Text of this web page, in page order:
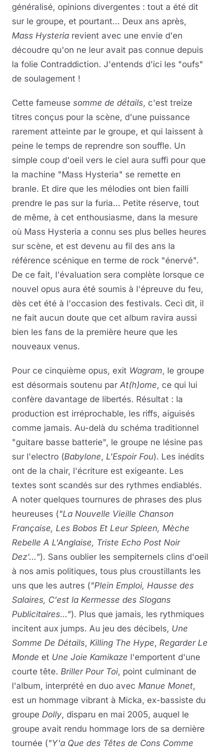
généralisé, opinions divergentes : tout a été dit
sur le groupe, et pourtant... Deux ans après,
Mass Hysteria revient avec une envie d'en
découdre qu'on ne leur avait pas connue depuis
la folie Contraddiction. J'entends d'ici les "oufs"
de soulagement !
Cette fameuse somme de détails, c'est treize
titres conçus pour la scène, d'une puissance
rarement atteinte par le groupe, et qui laissent à
peine le temps de reprendre son souffle. Un
simple coup d'oeil vers le ciel aura suffi pour que
la machine "Mass Hysteria" se remette en
branle. Et dire que les mélodies ont bien failli
prendre le pas sur la furia... Petite réserve, tout
de même, à cet enthousiasme, dans la mesure
où Mass Hysteria a connu ses plus belles heures
sur scène, et est devenu au fil des ans la
référence scénique en terme de rock "énervé".
De ce fait, l'évaluation sera complète lorsque ce
nouvel opus aura été soumis à l'épreuve du feu,
dès cet été à l'occasion des festivals. Ceci dit, il
ne fait aucun doute que cet album ravira aussi
bien les fans de la première heure que les
nouveaux venus.
Pour ce cinquième opus, exit Wagram, le groupe
est désormais soutenu par At(h)ome, ce qui lui
confère davantage de libertés. Résultat : la
production est irréprochable, les riffs, aiguisés
comme jamais. Au-delà du schéma traditionnel
"guitare basse batterie", le groupe ne lésine pas
sur l'electro (Babylone, L'Espoir Fou). Les inédits
ont de la chair, l'écriture est exigeante. Les
textes sont scandés sur des rythmes endiablés.
A noter quelques tournures de phrases des plus
heureuses ("La Nouvelle Vieille Chanson
Française, Les Bobos Et Leur Spleen, Mèche
Rebelle A L'Anglaise, Triste Echo Post Noir
Dez'..."). Sans oublier les sempiternels clins d'oeil
à nos amis politiques, tous plus croustillants les
uns que les autres ("Plein Emploi, Hausse des
Salaires, C'est la Kermesse des Slogans
Publicitaires..."). Plus que jamais, les rythmiques
incitent aux jumps. Au jeu des décibels, Une
Somme De Détails, Killing The Hype, Regarder Le
Monde et Une Joie Kamikaze l'emportent d'une
courte tête. Briller Pour Toi, point culminant de
l'album, interprété en duo avec Manue Monet,
est un hommage vibrant à Micka, ex-bassiste du
groupe Dolly, disparu en mai 2005, auquel le
groupe avait rendu hommage lors de sa dernière
tournée ("Y'a Que des Têtes de Cons Comme